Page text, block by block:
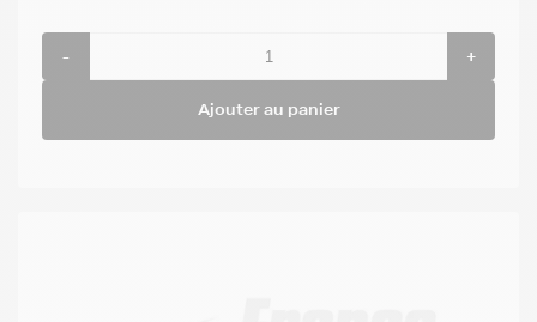
- +
Ajouter au panier